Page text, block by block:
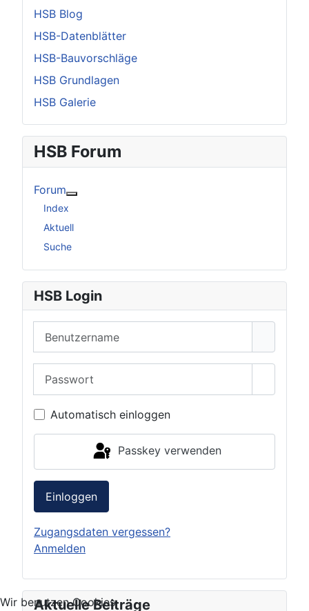
HSB Blog
HSB-Datenblätter
HSB-Bauvorschläge
HSB Grundlagen
HSB Galerie
HSB Forum
Forum
Index
Aktuell
Suche
HSB Login
Automatisch einloggen
Passkey verwenden
Einloggen
Zugangsdaten vergessen?
Anmelden
Aktuelle Beiträge
Wir benutzen Cookies